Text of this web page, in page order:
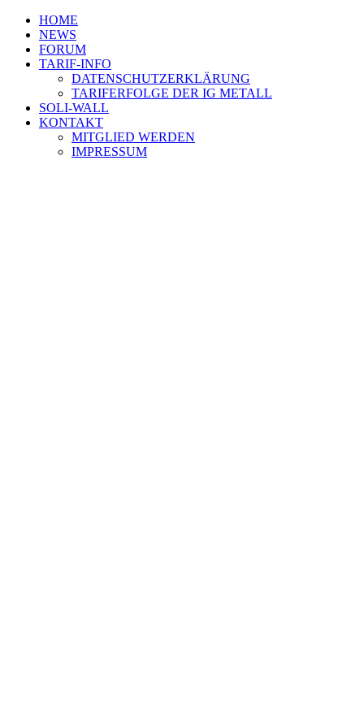
HOME
NEWS
FORUM
TARIF-INFO
DATENSCHUTZERKLÄRUNG
TARIFERFOLGE DER IG METALL
SOLI-WALL
KONTAKT
MITGLIED WERDEN
IMPRESSUM